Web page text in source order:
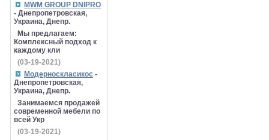
MWM GROUP DNIPRO
- Днепропетровская,
Украина, Днепр.
Мы предлагаем:
Комплексный подход к
каждому кли
(03-19-2021)
Модерноскласикос -
Днепропетровская,
Украина, Днепр.
Занимаемся продажей
современной мебели по
всей Укр
(03-19-2021)